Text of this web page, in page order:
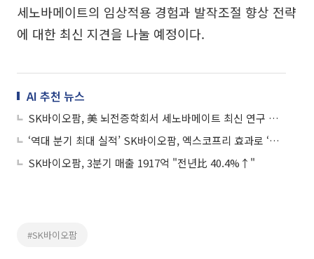
세노바메이트의 임상적용 경험과 발작조절 향상 전략
에 대한 최신 지견을 나눌 예정이다.
AI 추천 뉴스
SK바이오팜, 美 뇌전증학회서 세노바메이트 최신 연구 결과 공개
‘역대 분기 최대 실적’ SK바이오팜, 엑스코프리 효과로 ‘연매출 7000억’ 눈앞
SK바이오팜, 3분기 매출 1917억 "전년比 40.4%↑"
#SK바이오팜